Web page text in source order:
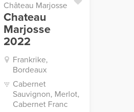
Château Marjosse
Chateau
Marjosse
2022
Frankrike,
Bordeaux
Cabernet
Sauvignon, Merlot,
Cabernet Franc